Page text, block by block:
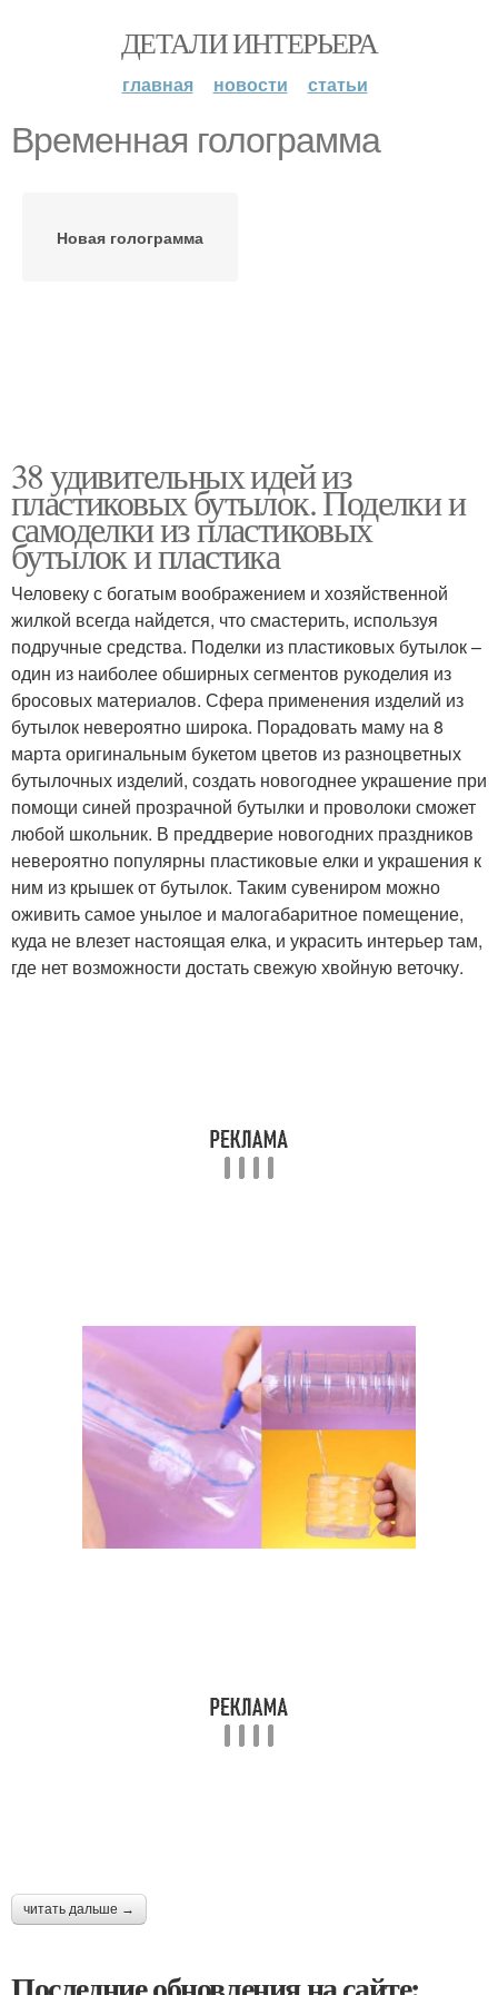
ДЕТАЛИ ИНТЕРЬЕРА
главная новости статьи
Временная голограмма
Новая голограмма
38 удивительных идей из
пластиковых бутылок. Поделки и
самоделки из пластиковых
бутылок и пластика
Человеку с богатым воображением и хозяйственной
жилкой всегда найдется, что смастерить, используя
подручные средства. Поделки из пластиковых бутылок –
один из наиболее обширных сегментов рукоделия из
бросовых материалов. Сфера применения изделий из
бутылок невероятно широка. Порадовать маму на 8
марта оригинальным букетом цветов из разноцветных
бутылочных изделий, создать новогоднее украшение при
помощи синей прозрачной бутылки и проволоки сможет
любой школьник. В преддверие новогодних праздников
невероятно популярны пластиковые елки и украшения к
ним из крышек от бутылок. Таким сувениром можно
оживить самое унылое и малогабаритное помещение,
куда не влезет настоящая елка, и украсить интерьер там,
где нет возможности достать свежую хвойную веточку.
читать дальше →